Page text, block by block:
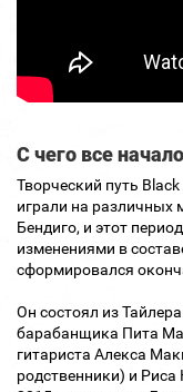
С чего все
Творческий путь
играли на различных
Бендиго, и этот
изменениями в
сформировался
Он состоял из
барабанщика Пита
гитариста Алекса
родственники) и Риса